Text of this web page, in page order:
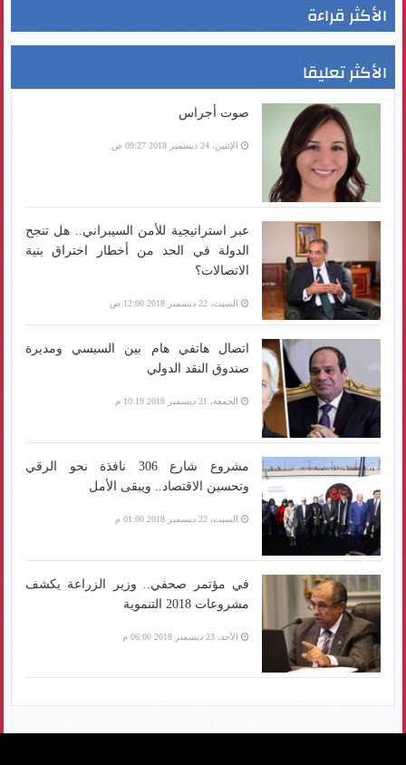
الأكثر قراءة
الأكثر تعليقا
صوت أجراس
الإثنين، 24 ديسمبر 2018 09:27 ص
عبر استراتيجية للأمن السيبراني.. هل تنجح
الدولة في الحد من أخطار اختراق بنية
الاتصالات؟
السبت، 22 ديسمبر 2018 12:00 ص
اتصال هاتفي هام بين السيسي ومديرة
صندوق النقد الدولي
الجمعة، 21 ديسمبر 2018 10:19 م
مشروع شارع 306 نافذة نحو الرقي
وتحسين الاقتصاد.. ويبقى الأمل
السبت، 22 ديسمبر 2018 01:00 م
في مؤتمر صحفي.. وزير الزراعة يكشف
مشروعات 2018 التنموية
الأحد، 23 ديسمبر 2018 06:00 م